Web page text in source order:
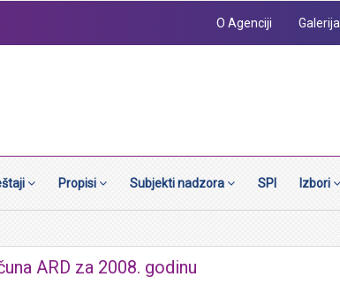
O Agenciji Galerija
Propisi Subjekti nadzora SPI Izbori
ARD za 2008. godinu